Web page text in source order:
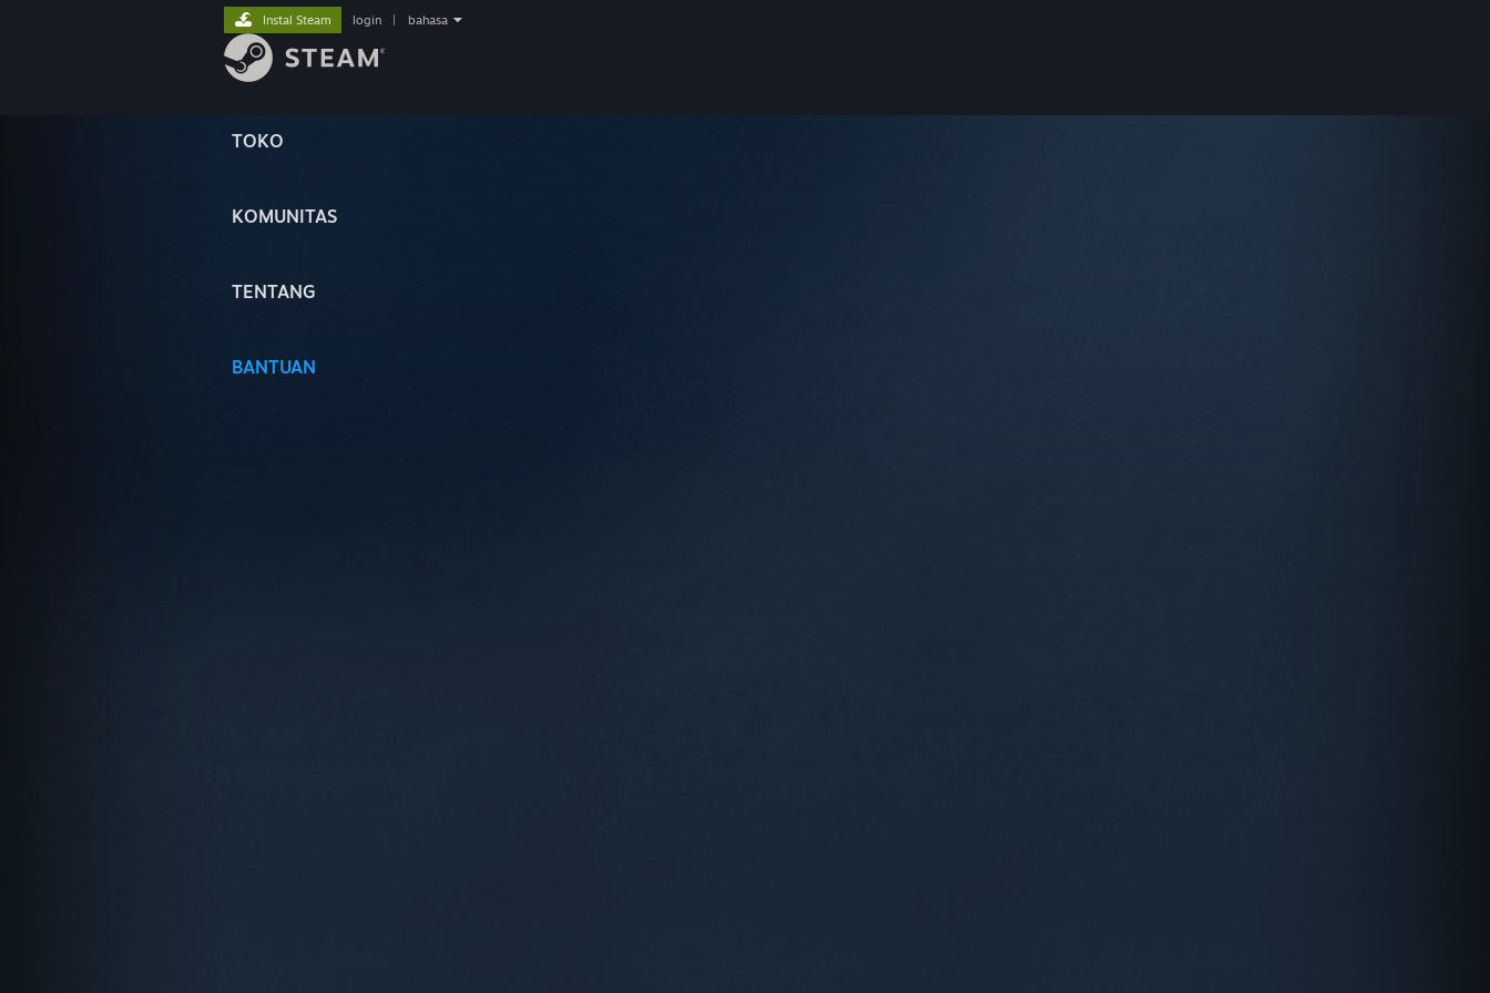
TOKO
KOMUNITAS
TENTANG
BANTUAN
Instal Steam login bahasa